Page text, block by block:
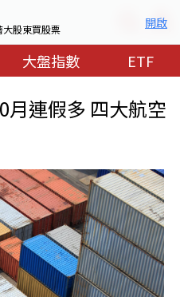
大股東買股票 開啟
大盤指數 ETF
月連假多 四大航空